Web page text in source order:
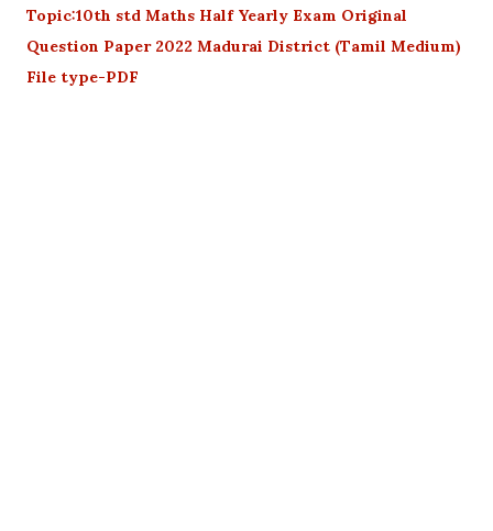
Topic:10th std Maths Half Yearly Exam Original
Question Paper 2022 Madurai District (Tamil Medium)
File type-PDF